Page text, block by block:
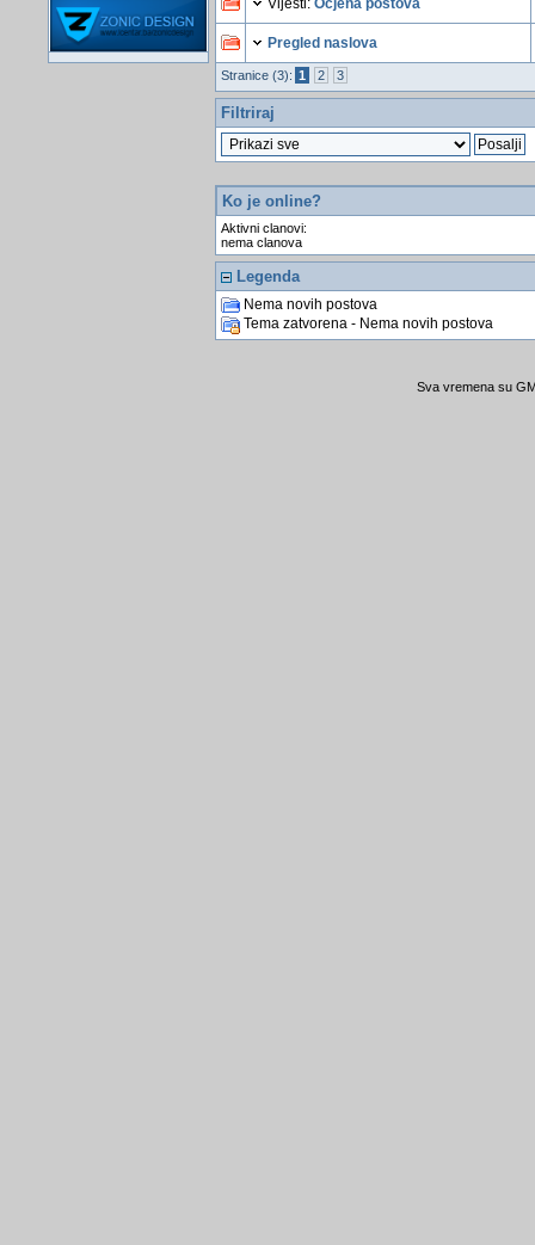
Vijesti: Ocjena postova
Pregled naslova
Stranice (3): 1 2 3
Filtriraj
Ko je online?
Aktivni clanovi:
nema clanova
Legenda
Nema novih postova
Tema zatvorena - Nema novih postova
Sva vremena su